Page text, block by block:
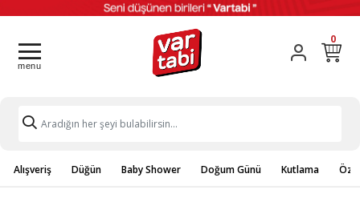
0
Alışveriş Düğün Baby Shower Doğum Günü Kutlama